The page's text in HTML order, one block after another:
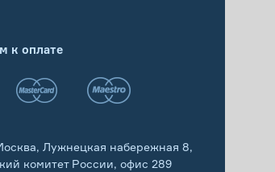
к оплате
Лужнецкая набережная 8,
комитет России, офис 289